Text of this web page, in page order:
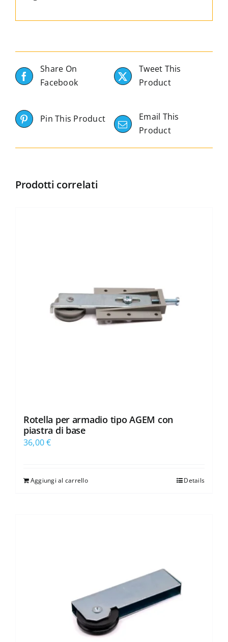
Share On
Facebook
Tweet This
Product
Pin This Product
Email This
Product
Prodotti correlati
Rotella per armadio tipo AGEM con
piastra di base
36,00€
Aggiungi al carrello Details